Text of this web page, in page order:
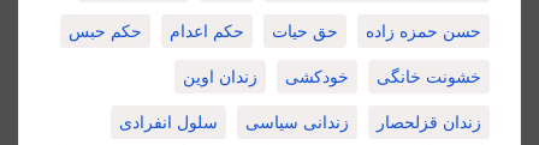
حسن حمزه زاده حق حیات حکم اعدام حکم حبس
خشونت خانگی خودکشی زندان اوین
زندان قزلحصار زندانی سیاسی سلول انفرادی